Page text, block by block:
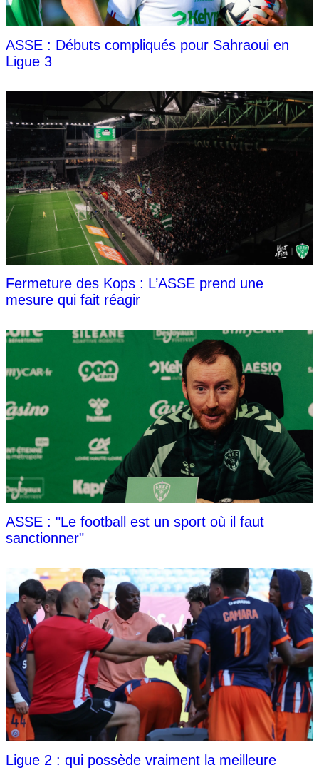
ASSE : Débuts compliqués pour Sahraoui en
Ligue 3
Fermeture des Kops : L’ASSE prend une
mesure qui fait réagir
ASSE : "Le football est un sport où il faut
sanctionner"
Ligue 2 : qui possède vraiment la meilleure